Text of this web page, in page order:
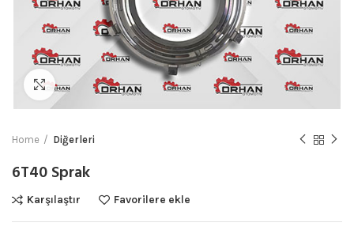
Büyütmek için tıklayın
Home Diğerleri
6T40 Sprak
Karşılaştır Favorilere ekle